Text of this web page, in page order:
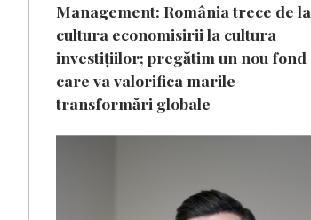
Management: România trece de la
cultura economisirii la cultura
investițiilor; pregătim un nou fond
care va valorifica marile
transformări globale